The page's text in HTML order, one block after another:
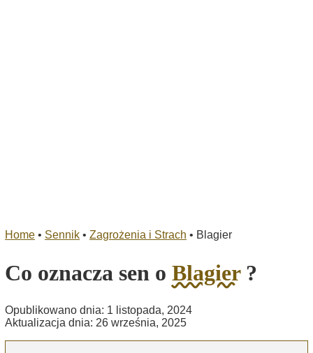
Home • Sennik • Zagrożenia i Strach • Blagier
Co oznacza sen o Blagier?
Opublikowano dnia: 1 listopada, 2024
Aktualizacja dnia: 26 września, 2025